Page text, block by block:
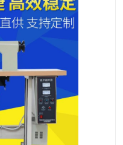
自动超声波打片成型机